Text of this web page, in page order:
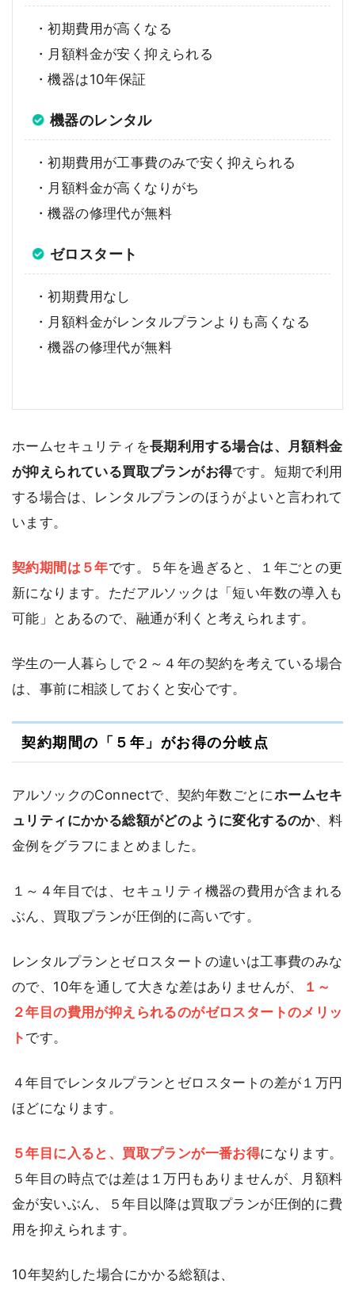
・初期費用が高くなる
・月額料金が安く抑えられる
・機器は10年保証
機器のレンタル
・初期費用が工事費のみで安く抑えられる
・月額料金が高くなりがち
・機器の修理代が無料
ゼロスタート
・初期費用なし
・月額料金がレンタルプランよりも高くなる
・機器の修理代が無料
ホームセキュリティを長期利用する場合は、月額料金
が抑えられている買取プランがお得です。短期で利用
する場合は、レンタルプランのほうがよいと言われて
います。
契約期間は５年です。５年を過ぎると、１年ごとの更
新になります。ただアルソックは「短い年数の導入も
可能」とあるので、融通が利くと考えられます。
学生の一人暮らしで２～４年の契約を考えている場合
は、事前に相談しておくと安心です。
契約期間の「５年」がお得の分岐点
アルソックのConnectで、契約年数ごとにホームセキ
ュリティにかかる総額がどのように変化するのか、料
金例をグラフにまとめました。
１～４年目では、セキュリティ機器の費用が含まれる
ぶん、買取プランが圧倒的に高いです。
レンタルプランとゼロスタートの違いは工事費のみな
ので、10年を通して大きな差はありませんが、
１～
２年目の費用が抑えられるのがゼロスタートのメリッ
ト です。
４年目でレンタルプランとゼロスタートの差が１万円
ほどになります。
５年目に入ると、買取プランが一番お得になります。
５年目の時点では差は１万円もありませんが、月額料
金が安いぶん、５年目以降は買取プランが圧倒的に費
用を抑えられます。
10年契約した場合にかかる総額は、